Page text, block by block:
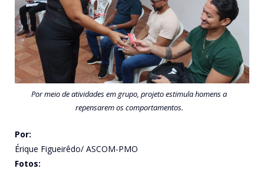
Por meio de atividades em grupo, projeto estimula homens a
repensarem os comportamentos.
Por:
Érique Figueirêdo/ ASCOM-PMO
Fotos: